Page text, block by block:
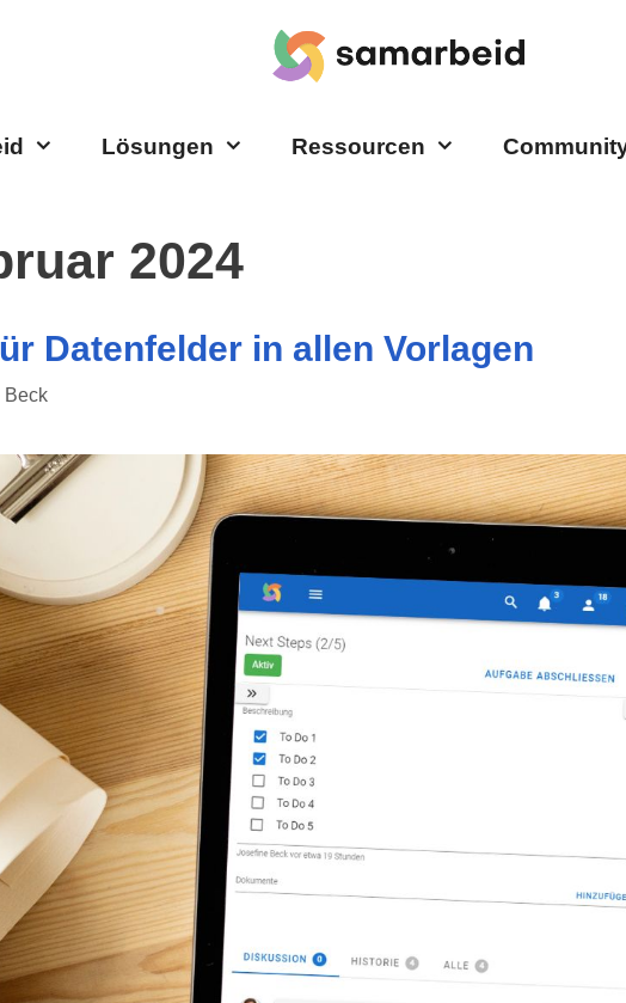
Lösungen Ressourcen
2024
Datenfelder in allen Vorlagen
Beck